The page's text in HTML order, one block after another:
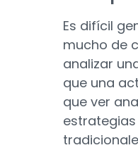
Es difícil
mucho de
analizar
que una
que ver